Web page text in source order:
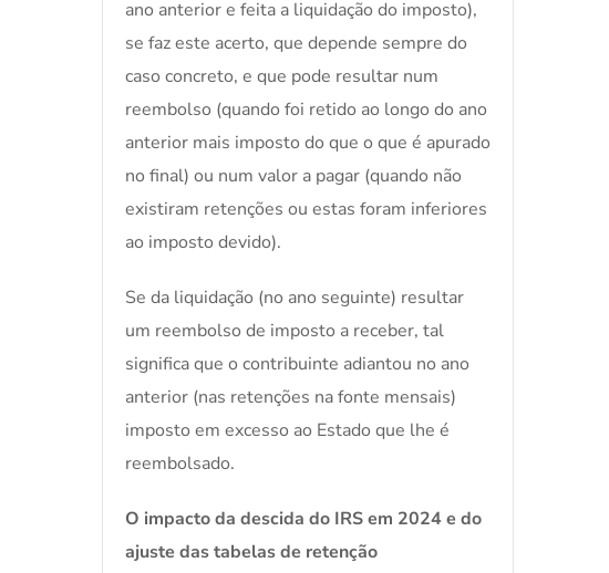
ano anterior e feita a liquidação do imposto),
se faz este acerto, que depende sempre do
caso concreto, e que pode resultar num
reembolso (quando foi retido ao longo do ano
anterior mais imposto do que o que é apurado
no final) ou num valor a pagar (quando não
existiram retenções ou estas foram inferiores
ao imposto devido).
Se da liquidação (no ano seguinte) resultar
um reembolso de imposto a receber, tal
significa que o contribuinte adiantou no ano
anterior (nas retenções na fonte mensais)
imposto em excesso ao Estado que lhe é
reembolsado.
O impacto da descida do IRS em 2024 e do
ajuste das tabelas de retenção